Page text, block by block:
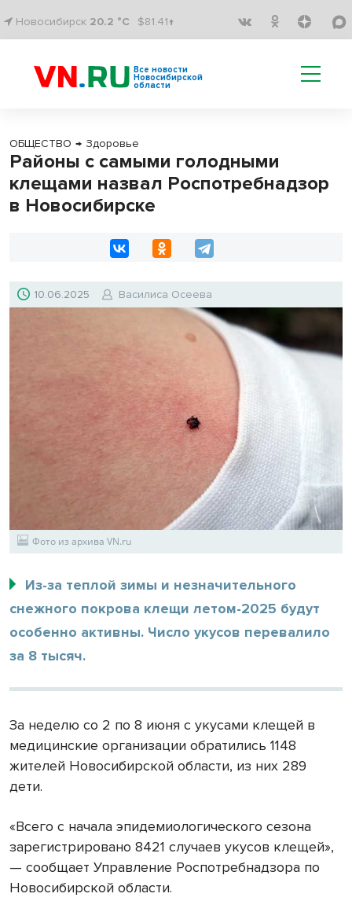
Новосибирск 20.2 °C $81.41↑
Все новости
Новосибирской
области
ОБЩЕСТВО → Здоровье
Районы с самыми голодными
клещами назвал Роспотребнадзор
в Новосибирске
10.06.2025 Василиса Осеева
Фото из архива VN.ru
Из-за теплой зимы и незначительного
снежного покрова клещи летом-2025 будут
особенно активны. Число укусов перевалило
за 8 тысяч.
За неделю со 2 по 8 июня с укусами клещей в
медицинские организации обратились 1148
жителей Новосибирской области, из них 289
дети.
«Всего с начала эпидемиологического сезона
зарегистрировано 8421 случаев укусов клещей»,
— сообщает Управление Роспотребнадзора по
Новосибирской области.